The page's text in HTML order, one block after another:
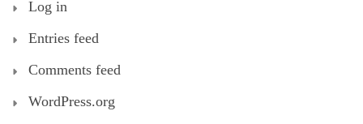
Log in
Entries feed
Comments feed
WordPress.org